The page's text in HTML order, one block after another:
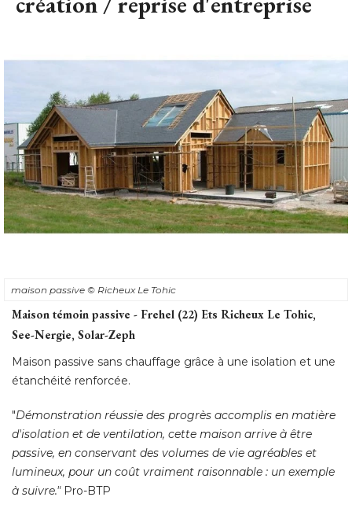
maison passive© Richeux Le Tohic
Maison témoin passive - Frehel (22) Ets Richeux Le Tohic,
Maison passive sans chauffage grâce à une isolation et une
"Démonstration réussie des progrès accomplis en matière
d'isolation et de ventilation, cette maison arrive à être
passive, en conservant des volumes de vie agréables et
à suivre."Pro-BTP
Palmarès Rénovations - Maisons